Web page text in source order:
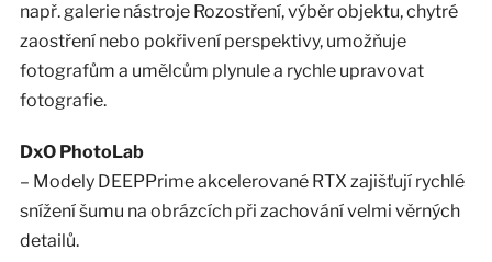
např. galerie nástroje Rozostření, výběr objektu, chytré
zaostření nebo pokřivení perspektivy, umožňuje
fotografům a umělcům plynule a rychle upravovat
fotografie.
DxO PhotoLab
– Modely DEEPPrime akcelerované RTX zajišťují rychlé
snížení šumu na obrázcích při zachování velmi věrných
detailů.